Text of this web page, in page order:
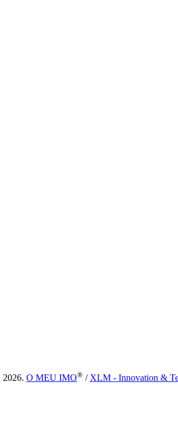
2026. O MEU IMO® /XLM - Innovation &